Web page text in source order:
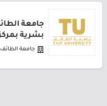
جامعة
بشرية
جامعة الطائف